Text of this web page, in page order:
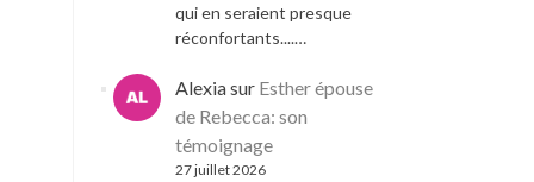
qui en seraient presque
réconfortants....…
Alexiasur Esther épouse
de Rebecca: son
témoignage
27 juillet 2026